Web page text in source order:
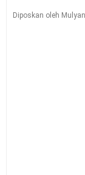
Diposkan oleh